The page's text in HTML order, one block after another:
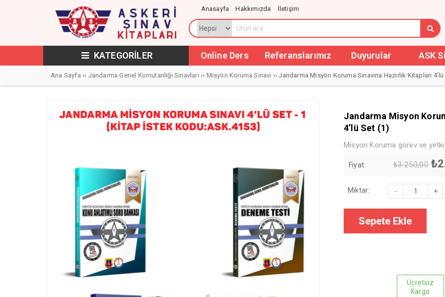
Anasayfa Hakkımızda İletişim
KATEGORİLER Online Ders Referanslarımız Duyurular ASK
Ana Sayfa ›› Jandarma Genel Komutanlığı Sınavları ›› Misyon Koruma Sınavı ›› Jandarma Misyon Koruma Sınavına Hazırlık Kitapları
Jandarma Misyon
4’lü Set (1)
Misyon Koruma görev ve
Güncel Mevzuat esas alınarak
QR kodla kanun ve
Kuşe kağıda ve renkli baskı…
Fiyat: ₺3.250,00 ₺
Miktar:
Jandarma
Misyon
Koruma
Sınavına
Kitapları
Set
Sepete Ekle
Ücretsiz
Kargo